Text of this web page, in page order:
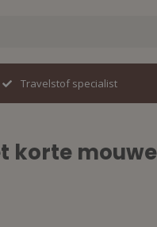
Travelstof specialist
korte